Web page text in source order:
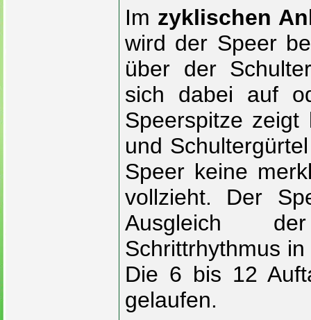
Im zyklischen
wird der Speer
über der
sich dabei auf
Speerspitze
und
Speer keine
vollzieht. Der
Ausgleich
Schrittrhythmus
Die 6 bis 12
gelaufen.